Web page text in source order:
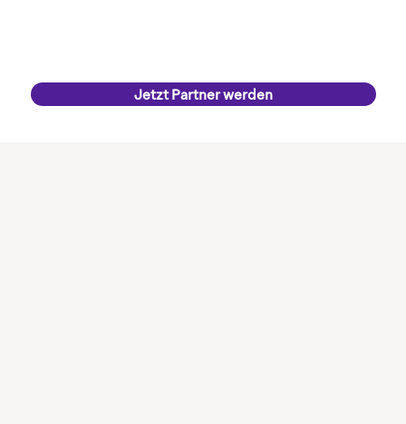
Jetzt Partner werden